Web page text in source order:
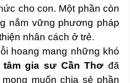
cho con. Một phần còn
nắm vững phương pháp
nhân cách ở trẻ.
hoang mang những khó
tâm gia sư Cần Thơ đã
muốn chia sẻ phần